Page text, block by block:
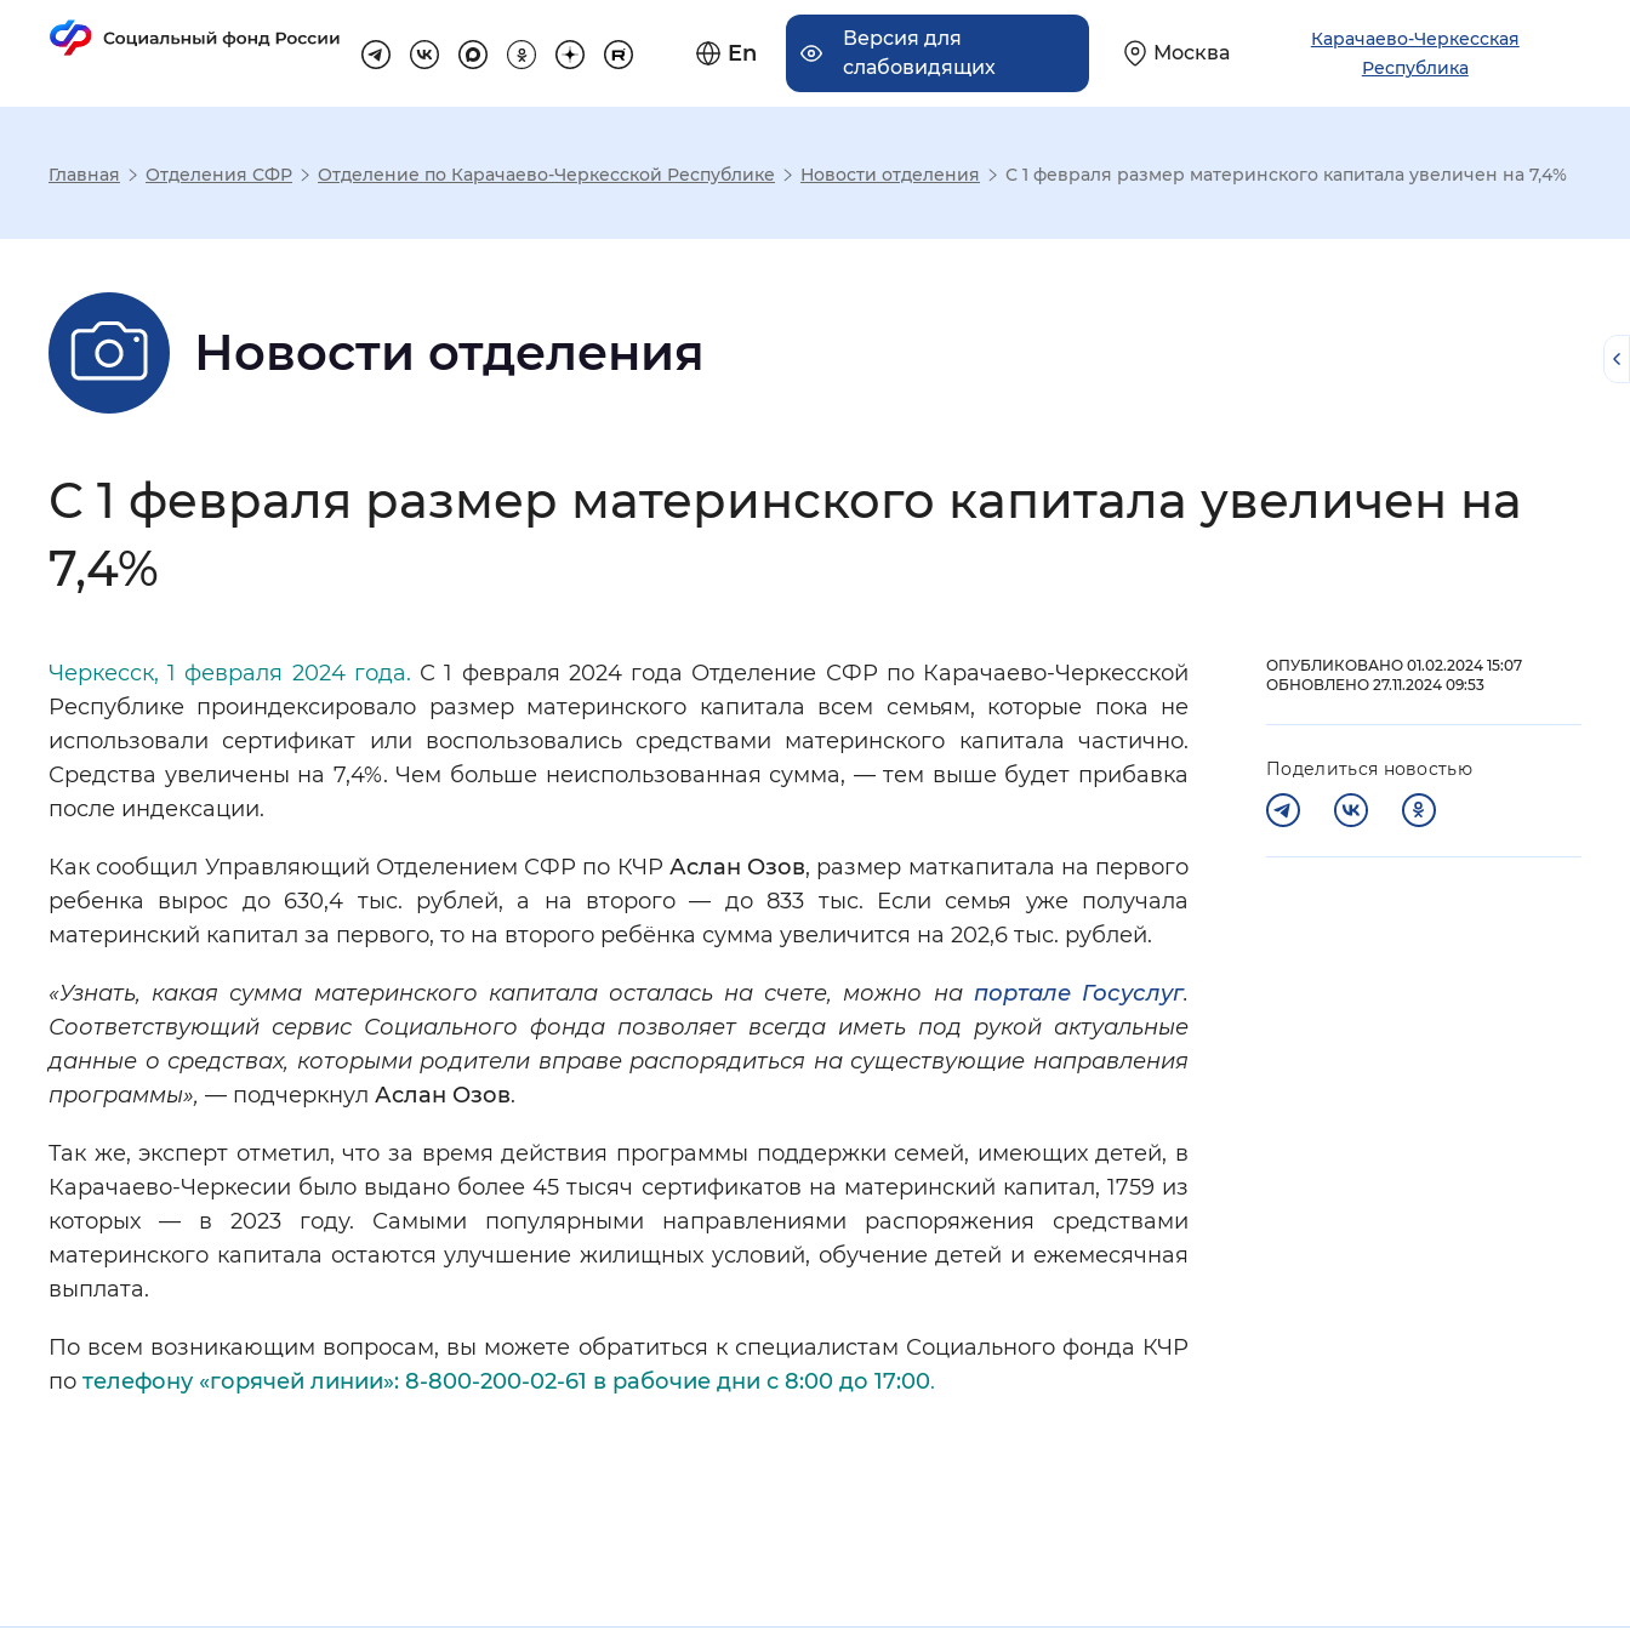
En
Версия для
слабовидящих
Москва
Карачаево-Черкесская
Республика
Настройка режима отображения
Размер шрифта
Шрифт
Интервал между буквами Нормальный Увеличенный Большой
Изображения: Включены Выключены
Звуковой ассистент
Вернуть стандартные настройки
Главная Отделения СФР Отделение по Карачаево-Черкесской Республике Новости отделения С 1 февраля размер материнского капитала увеличен на 7,4%
Новости отделения
С 1 февраля размер материнского капитала увеличен на
7,4%
Черкесск, 1 февраля 2024 года. С 1 февраля 2024 года Отделение СФР по Карачаево-Черкесской
Республике проиндексировало размер материнского капитала всем семьям, которые пока не
использовали сертификат или воспользовались средствами материнского капитала частично.
Средства увеличены на 7,4%. Чем больше неиспользованная сумма, — тем выше будет прибавка
после индексации.
Как сообщил Управляющий Отделением СФР по КЧР Аслан Озов, размер маткапитала на первого
ребенка вырос до 630,4 тыс. рублей, а на второго — до 833 тыс. Если семья уже получала
материнский капитал за первого, то на второго ребёнка сумма увеличится на 202,6 тыс. рублей.
«Узнать, какая сумма материнского капитала осталась на счете, можно на портале Госуслуг.
Соответствующий сервис Социального фонда позволяет всегда иметь под рукой актуальные
данные о средствах, которыми родители вправе распорядиться на существующие направления
программы», — подчеркнул Аслан Озов.
Так же, эксперт отметил, что за время действия программы поддержки семей, имеющих детей, в
Карачаево-Черкесии было выдано более 45 тысяч сертификатов на материнский капитал, 1759 из
которых — в 2023 году. Самыми популярными направлениями распоряжения средствами
материнского капитала остаются улучшение жилищных условий, обучение детей и ежемесячная
выплата.
По всем возникающим вопросам, вы можете обратиться к специалистам Социального фонда КЧР
по телефону «горячей линии»: 8-800-200-02-61 в рабочие дни с 8:00 до 17:00.
ОПУБЛИКОВАНО 01.02.2024 15:07
ОБНОВЛЕНО 27.11.2024 09:53
Поделиться новостью